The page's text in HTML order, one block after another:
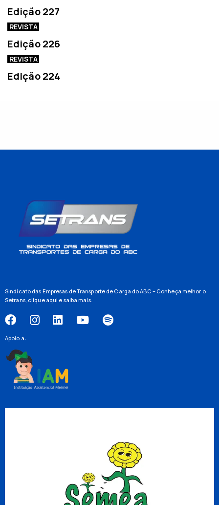
Edição 227
REVISTA
Edição 226
REVISTA
Edição 224
Sindicato das Empresas de Transporte de Carga do ABC – Conheça melhor o
Setrans, clique aqui e saiba mais.
Apoio a: